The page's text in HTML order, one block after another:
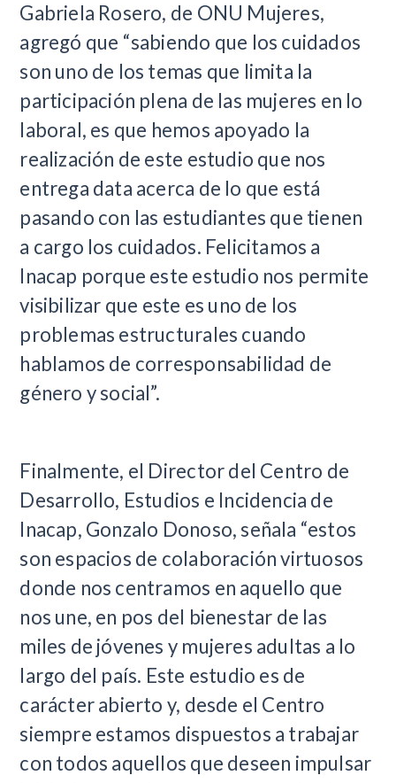
Gabriela Rosero, de ONU Mujeres,
agregó que “sabiendo que los cuidados
son uno de los temas que limita la
participación plena de las mujeres en lo
laboral, es que hemos apoyado la
realización de este estudio que nos
entrega data acerca de lo que está
pasando con las estudiantes que tienen
a cargo los cuidados. Felicitamos a
Inacap porque este estudio nos permite
visibilizar que este es uno de los
problemas estructurales cuando
hablamos de corresponsabilidad de
género y social”.
Finalmente, el Director del Centro de
Desarrollo, Estudios e Incidencia de
Inacap, Gonzalo Donoso, señala “estos
son espacios de colaboración virtuosos
donde nos centramos en aquello que
nos une, en pos del bienestar de las
miles de jóvenes y mujeres adultas a lo
largo del país. Este estudio es de
carácter abierto y, desde el Centro
siempre estamos dispuestos a trabajar
con todos aquellos que deseen impulsar